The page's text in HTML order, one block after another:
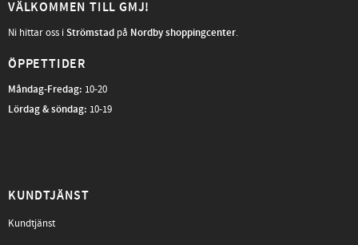
VÄLKOMMEN TILL GMJ!
Ni hittar oss iStrömstad på Nordby shoppingcenter.
ÖPPETTIDER
Måndag-Fredag: 10-20
Lördag & söndag: 10-19
KUNDTJÄNST
Kundtjänst